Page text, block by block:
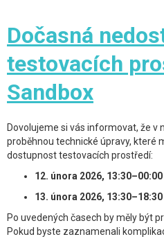
Dočasná
testovacích
Sandbox
Dovolujeme si vás informovat, že v
proběhnou technické úpravy, které
dostupnost testovacích prostředí:
12. února 2026, 13:30–00:00
13. února 2026, 13:30–18:30
Po uvedených časech by měly být
Pokud byste zaznamenali